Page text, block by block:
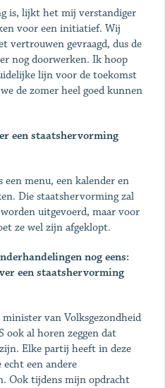
is, lijkt het mij verstandiger
voor een initiatief. Wij
vertrouwen gevraagd, dus de
nog doorwerken. Ik hoop
lijn voor de toekomst
de zomer heel goed kunnen
een staatshervorming
menu, een kalender en
Die staatshervorming zal
uitgevoerd, maar voor
ze wel zijn afgeklopt.
nog eens:
een staatshervorming
van Volksgezondheid
ook al horen zeggen dat
Elke partij heeft in deze
een andere
Ook tijdens mijn opdracht